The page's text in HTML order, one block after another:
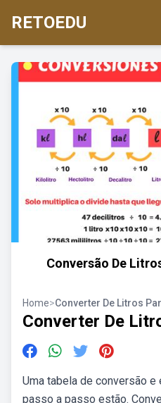
RETOEDU
Conversão De
Home>Converter De Litros
Converter De
Uma tabela de conversão
passo a passo estão.